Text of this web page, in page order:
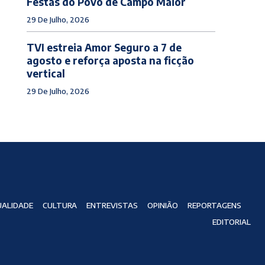
29 De Julho, 2026
TVI estreia Amor Seguro a 7 de
agosto e reforça aposta na ficção
vertical
29 De Julho, 2026
CULTURA ENTREVISTAS OPINIÃO
REPORTAGENS
EDITORIAL